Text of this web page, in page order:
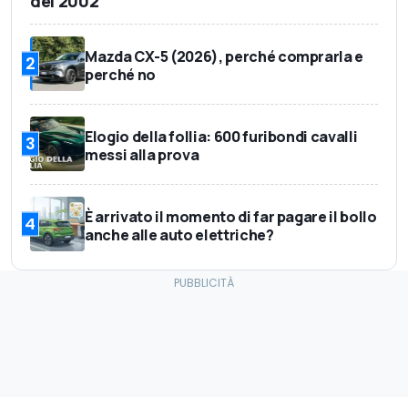
2
Mazda CX-5 (2026), perché comprarla e
perché no
3
Elogio della follia: 600 furibondi cavalli
messi alla prova
4
È arrivato il momento di far pagare il bollo
anche alle auto elettriche?